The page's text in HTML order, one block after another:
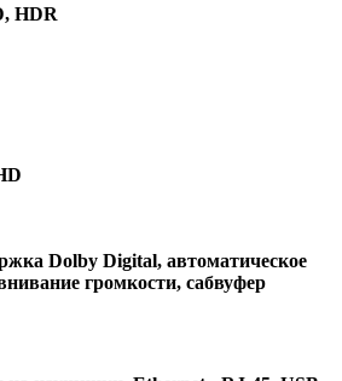
HDR
Dolby Digital, автоматическое
громкости, сабвуфер